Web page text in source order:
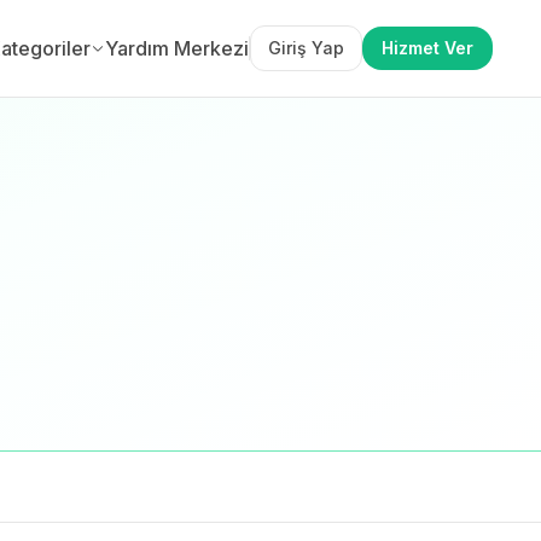
Yardım Merkezi Giriş Yap Hizmet Ver